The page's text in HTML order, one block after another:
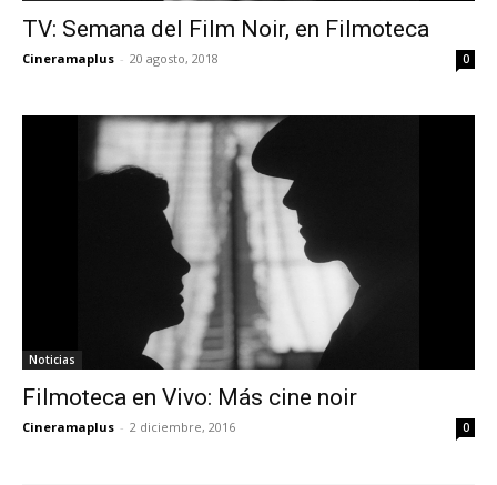
TV: Semana del Film Noir, en Filmoteca
Cineramaplus - 20 agosto, 2018 0
Noticias
Filmoteca en Vivo: Más cine noir
Cineramaplus - 2 diciembre, 2016 0